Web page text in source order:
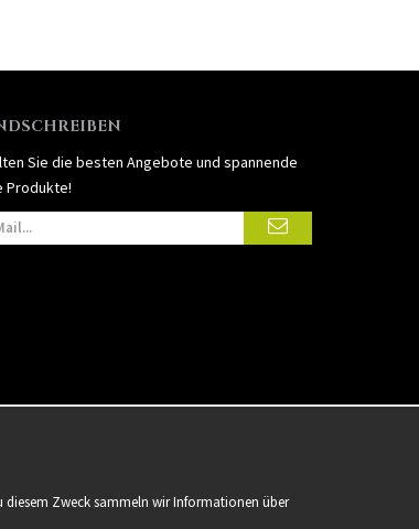
Sie die besten Angebote und spannende
Produkte!
diesem Zweck sammeln wir Informationen über